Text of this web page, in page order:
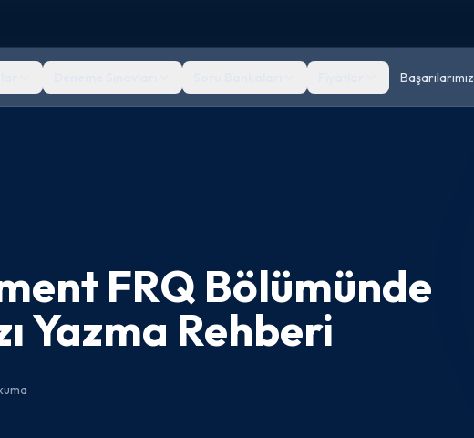
Başarılarımız
FRQ Bölümünde
Yazma Rehberi